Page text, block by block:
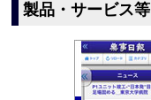
製品・サービス等